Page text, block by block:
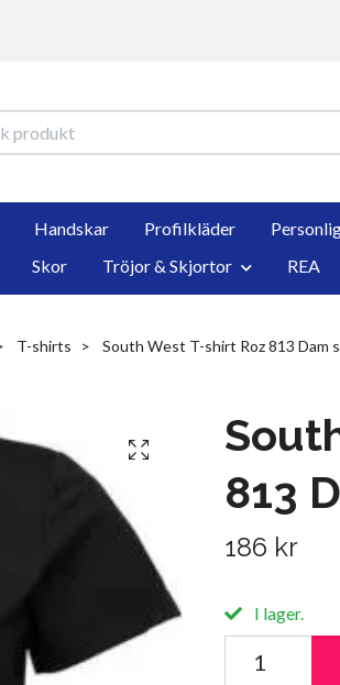
Handskar Profilkläder
Skor Tröjor & Skjortor REA
T-shirts South West T-shirt Roz 813 Dam
813
186 kr
I lager.